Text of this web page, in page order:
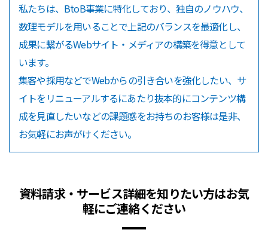
私たちは、BtoB事業に特化しており、独自のノウハウ、
数理モデルを用いることで上記のバランスを最適化し、
成果に繋がるWebサイト・メディアの構築を得意として
います。
集客や採用などでWebからの引き合いを強化したい、サ
イトをリニューアルするにあたり抜本的にコンテンツ構
成を見直したいなどの課題感をお持ちのお客様は是非、
お気軽にお声がけください。
資料請求・サービス詳細を知りたい方はお気
軽にご連絡ください